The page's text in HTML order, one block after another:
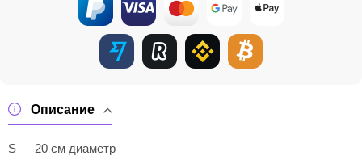
Описание
S — 20 см диаметр